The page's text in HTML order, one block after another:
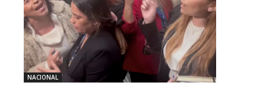
NACIONAL